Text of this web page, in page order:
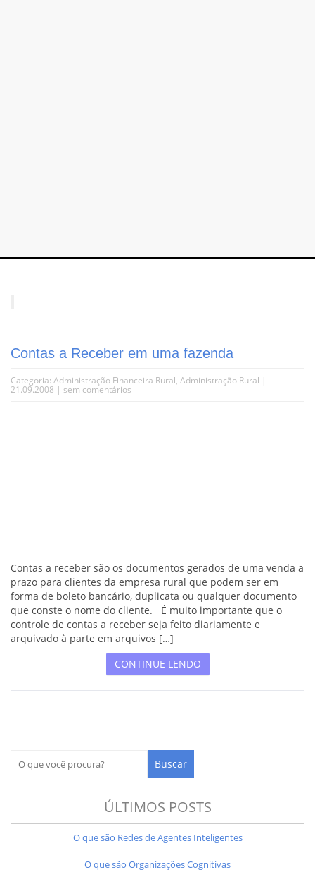
Contas a Receber em uma fazenda
Categoria: Administração Financeira Rural, Administração Rural |
21.09.2008 | sem comentários
Contas a receber são os documentos gerados de uma venda a
prazo para clientes da empresa rural que podem ser em
forma de boleto bancário, duplicata ou qualquer documento
que conste o nome do cliente. É muito importante que o
controle de contas a receber seja feito diariamente e
arquivado à parte em arquivos […]
CONTINUE LENDO
ÚLTIMOS POSTS
O que são Redes de Agentes Inteligentes
O que são Organizações Cognitivas